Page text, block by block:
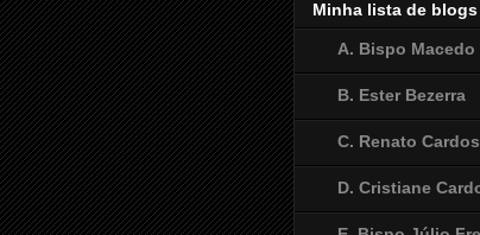
Minha lista de blogs
A. Bispo Macedo
B. Ester Bezerra
C. Renato
D. Cristiane